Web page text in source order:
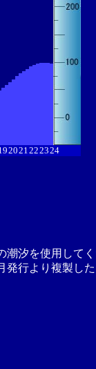
2021222324
汐を使用してく
行より複製した